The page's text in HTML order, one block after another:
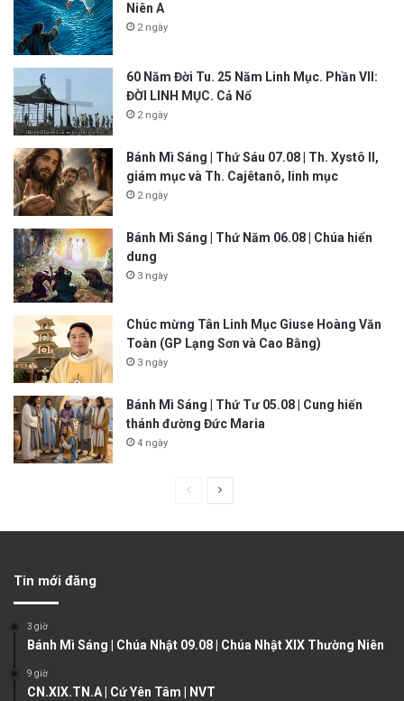
Niên A
2 ngày
60 Năm Đời Tu. 25 Năm Linh Mục. Phần VII:
ĐỜI LINH MỤC. Cả Nổ
2 ngày
Bánh Mì Sáng | Thứ Sáu 07.08 | Th. Xystô II,
giám mục và Th. Cajêtanô, linh mục
2 ngày
Bánh Mì Sáng | Thứ Năm 06.08 | Chúa hiển
dung
3 ngày
Chúc mừng Tân Linh Mục Giuse Hoàng Văn
Toàn (GP Lạng Sơn và Cao Bằng)
3 ngày
Bánh Mì Sáng | Thứ Tư 05.08 | Cung hiến
thánh đường Đức Maria
4 ngày
u
p
g
Tin mới đăng
3 giờ
Bánh Mì Sáng | Chúa Nhật 09.08 | Chúa Nhật XIX Thường Niên
9 giờ
CN.XIX.TN.A | Cứ Yên Tâm | NVT